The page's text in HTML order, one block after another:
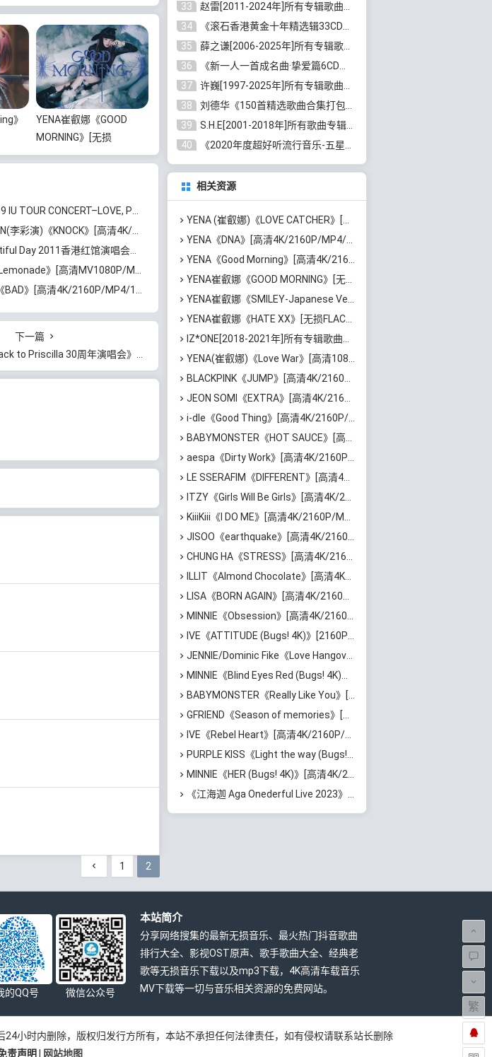
》
YENA崔叡娜《GOOD
MORNING》[无损
FLAC/MP3/221MB]百度
POEM IN SEOUL 巡回演唱会 首尔站》[4K/2160P/MKV/49.38GB]阿里云网盘下载
KNOCK》[高清4K/2160P/MKV/1.52GB]阿里云网盘下载
港红馆演唱会》[蓝光原盘/ISO/41.58G]百度云网盘下载
》[高清MV1080P/MP4/384MB]阿里云网盘下载
高清4K/2160P/MP4/1.45GB]迅雷云网盘下载
下一篇
年演唱会》无水印高清[1080P/MKV/18.9GB]百度云网盘下载
1 2
33
赵雷[2011-2024年]所有专辑歌曲打包[无损FLAC/MP3/2.64GB]百度云网盘下载
34
《滚石香港黄金十年精选辑33CD》[无损APE/WAV分轨/13.6GB]百度云网盘下载
35
薛之谦[2006-2025年]所有专辑歌曲合集[无损FLAC/MP3/5.20GB]百度云网盘下载
36
《新一人一首成名曲·挚爱篇6CD》[无损MP3/DTS/WAV分轨/4.43GB]百度云网盘下载
37
许巍[1997-2025年]所有专辑歌曲合集打包[无损FLAC/MP3/7.48GB]百度云网盘下载
38
刘德华《150首精选歌曲合集打包》[无损FLAC/MP3/5.26GB]百度云网盘下载
39
S.H.E[2001-2018年]所有歌曲专辑打包[无损FLAC/MP3/16.05GB]百度云网盘下载
40
《2020年度超好听流行音乐-五星珍藏版10CD》[无损WAV/MP3/6.77GB]百度云网盘下载
相关资源
YENA (崔叡娜)《LOVE CATCHER》[无损FLAC/MP3/245MB]百度云网盘下载
YENA《DNA》[高清4K/2160P/MP4/1.8GB]百度云网盘下载
YENA《Good Morning》[高清4K/2160P/MP4/2.33GB]百度云网盘下载
YENA崔叡娜《GOOD MORNING》[无损FLAC/MP3/221MB]百度云网盘下载
YENA崔叡娜《SMILEY-Japanese Ver.- (feat.ちゃんみな)》[无损FLAC/MP3/63MB]百度云网盘下载
YENA崔叡娜《HATE XX》[无损FLAC/MP3/126MB]百度云网盘下载
IZ*ONE[2018-2021年]所有专辑歌曲合集[无损FLAC/MP3/1.89GB]百度云网盘下载
YENA(崔叡娜)《Love War》[高清1080P/MP4/1.15GB]百度云网盘下载
BLACKPINK《JUMP》[高清4K/2160P/MP4/824MB]迅雷云网盘下载
JEON SOMI《EXTRA》[高清4K/2160P/MP4/1.42GB]迅雷云网盘下载
i-dle《Good Thing》[高清4K/2160P/MP4/1.6GB]迅雷云网盘下载
BABYMONSTER《HOT SAUCE》[高清4K/2160P/MP4/1.1GB]迅雷云网盘下载
aespa《Dirty Work》[高清4K/2160P/MP4/1.86GB]迅雷云网盘下载
LE SSERAFIM《DIFFERENT》[高清4K/2160P/MP4/470MB]迅雷云网盘下载
ITZY《Girls Will Be Girls》[高清4K/2160P/MP4/1.84GB]迅雷云网盘下载
KiiiKiii《I DO ME》[高清4K/2160P/MP4/928MB]迅雷云网盘下载
JISOO《earthquake》[高清4K/2160P/MP4/1.51GB]迅雷云网盘下载
CHUNG HA《STRESS》[高清4K/2160P/MP4/2.87GB]迅雷云网盘下载
ILLIT《Almond Chocolate》[高清4K/2160P/MP4/1.54GB]迅雷云网盘下载
LISA《BORN AGAIN》[高清4K/2160P/MP4/1.87GB]迅雷云网盘下载
MINNIE《Obsession》[高清4K/2160P/MP4/748MB]迅雷云网盘下载
IVE《ATTITUDE (Bugs! 4K)》[2160P/MP4/2.6GB]迅雷云网盘下载
JENNIE/Dominic Fike《Love Hangover》[高清4K/2160P/MP4/1.52GB]迅雷云网盘下载
MINNIE《Blind Eyes Red (Bugs! 4K)》[高清4K/2160P/MP4/2.08GB]百度网盘下载
BABYMONSTER《Really Like You》[高清4K/2160P/MP4/1.56GB]迅雷云网盘下载
GFRIEND《Season of memories》[高清4K/2160P/MP4/1.57GB]迅雷云网盘下载
IVE《Rebel Heart》[高清4K/2160P/MP4/1.59GB]迅雷云网盘下载
PURPLE KISS《Light the way (Bugs! 1080p)》[MP4/923MB]迅雷云网盘下载
MINNIE《HER (Bugs! 4K)》[高清4K/2160P/MP4/1.3GB]迅雷云网盘下载
《江海迦 Aga Onederful Live 2023》[Blu-Ray DTS-HD Master Audio 5.1 BDISO 2BD 52.7GB]百度云网盘下载
的QQ号 微信公众号
本站简介
分享网络搜集的最新无损音乐、最火热门抖音歌曲
排行大全、影视OST原声、歌手歌曲大全、经典老
歌等无损音乐下载以及mp3下载，4K高清车载音乐
MV下载等一切与音乐相关资源的免费网站。
小时内删除，版权归发行方所有，本站不承担任何法律责任，如有侵权请联系站长删除
责声明 网站地图
繁